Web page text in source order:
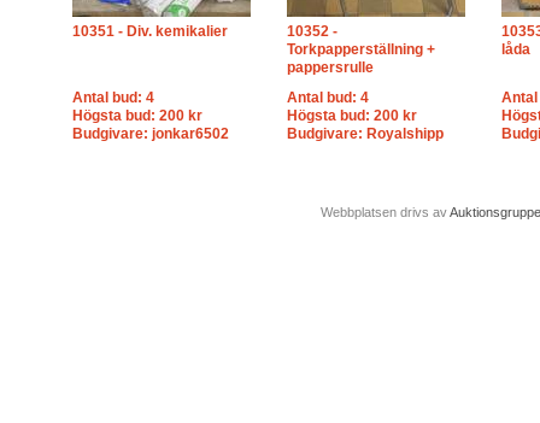
10351 - Div. kemikalier
Antal bud: 4
Högsta bud: 200 kr
Budgivare: jonkar6502
10352 -
Torkpapperställning +
pappersrulle
Antal bud: 4
Högsta bud: 200 kr
Budgivare: Royalshipp
låda
Antal
Webbplatsen drivs av